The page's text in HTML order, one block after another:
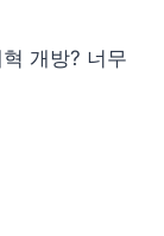
개방? 너무